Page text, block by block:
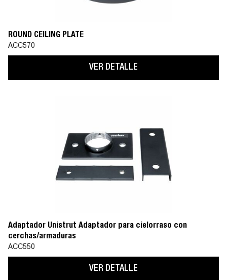
ROUND CEILING PLATE
ACC570
VER DETALLE
Adaptador Unistrut Adaptador para cielorraso con
cerchas/armaduras
ACC550
VER DETALLE